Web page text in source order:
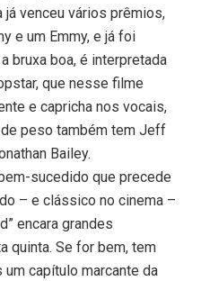
venceu vários prêmios,
e um Emmy, e já foi
bruxa boa, é interpretada
que nesse filme
e capricha nos vocais,
peso também tem Jeff
Bailey.
sucedido que precede
– e clássico no cinema –
encara grandes
quinta. Se for bem, tem
capítulo marcante da